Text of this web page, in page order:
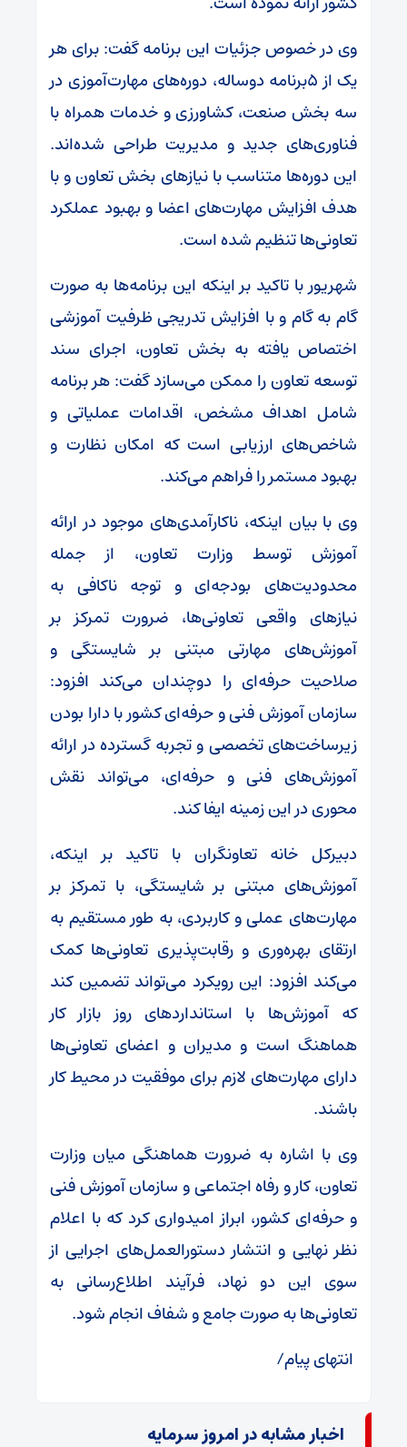
وی در خصوص جزئیات این برنامه گفت: برای هر
یک از ۵برنامه دوساله، دوره‌های مهارت‌آموزی در
سه بخش صنعت، کشاورزی و خدمات همراه با
فناوری‌های جدید و مدیریت طراحی شده‌اند.
این دوره‌ها متناسب با نیازهای بخش تعاون و با
هدف افزایش مهارت‌های اعضا و بهبود عملکرد
تعاونی‌ها تنظیم شده است.
شهریور با تاکید بر اینکه این برنامه‌ها به صورت
گام به گام و با افزایش تدریجی ظرفیت آموزشی
اختصاص یافته به بخش تعاون، اجرای سند
توسعه تعاون را ممکن می‌سازد گفت: هر برنامه
شامل اهداف مشخص، اقدامات عملیاتی و
شاخص‌های ارزیابی است که امکان نظارت و
بهبود مستمر را فراهم می‌کند.
وی با بیان اینکه، ناکارآمدی‌های موجود در ارائه
آموزش توسط وزارت تعاون، از جمله
محدودیت‌های بودجه‌ای و توجه ناکافی به
نیازهای واقعی تعاونی‌ها، ضرورت تمرکز بر
آموزش‌های مهارتی مبتنی بر شایستگی و
صلاحیت حرفه‌ای را دوچندان می‌کند افزود:
سازمان آموزش فنی و حرفه‌ای کشور با دارا بودن
زیرساخت‌های تخصصی و تجربه گسترده در ارائه
آموزش‌های فنی و حرفه‌ای، می‌تواند نقش
محوری در این زمینه ایفا کند.
دبیرکل خانه تعاونگران با تاکید بر اینکه،
آموزش‌های مبتنی بر شایستگی، با تمرکز بر
مهارت‌های عملی و کاربردی، به طور مستقیم به
ارتقای بهره‌وری و رقابت‌پذیری تعاونی‌ها کمک
می‌کند افزود: این رویکرد می‌تواند تضمین کند
که آموزش‌ها با استانداردهای روز بازار کار
هماهنگ است و مدیران و اعضای تعاونی‌ها
دارای مهارت‌های لازم برای موفقیت در محیط کار
باشند.
وی با اشاره به ضرورت هماهنگی میان وزارت
تعاون، کار و رفاه اجتماعی و سازمان آموزش فنی
و حرفه‌ای کشور، ابراز امیدواری کرد که با اعلام
نظر نهایی و انتشار دستورالعمل‌های اجرایی از
سوی این دو نهاد، فرآیند اطلاع‌رسانی به
تعاونی‌ها به صورت جامع و شفاف انجام شود.
انتهای پیام/
اخبار مشابه در امروز سرمایه